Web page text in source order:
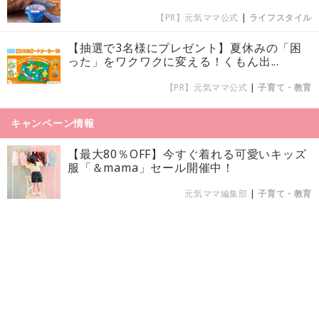
【PR】元気ママ公式 | ライフスタイル
【抽選で3名様にプレゼント】夏休みの「困
った」をワクワクに変える！くもん出...
【PR】元気ママ公式 |子育て・教育
キャンペーン情報
【最大80％OFF】今すぐ着れる可愛いキッズ
服「＆mama」セール開催中！
元気ママ編集部 |子育て・教育